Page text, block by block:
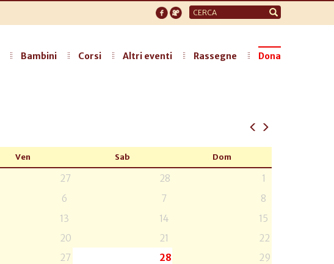
Form
di
Bambini Corsi Altri eventi Rassegne Dona
Ven Sab Dom
27 28
1
6 7
8
13 14
15
20 21
22
27 28 29